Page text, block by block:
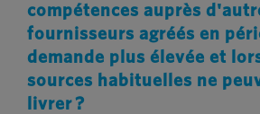
compétences auprès
fournisseurs agréés en
demande plus élevée et
sources habituelles ne
livrer ?